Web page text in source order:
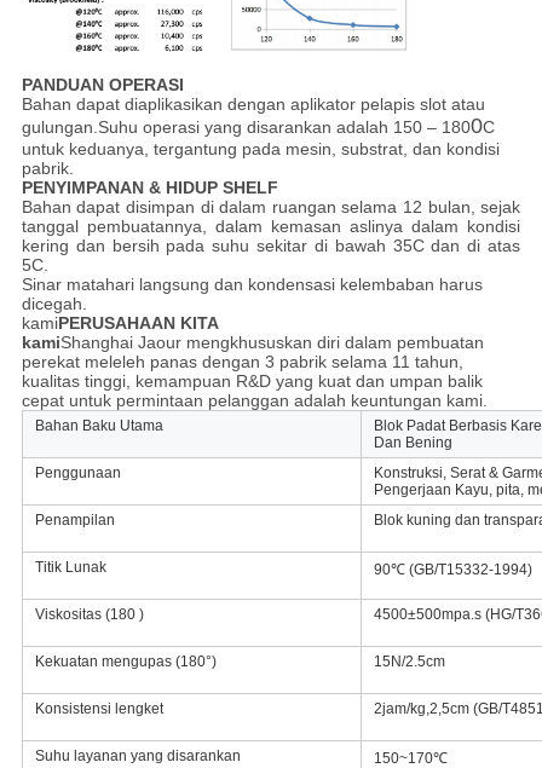
PANDUAN OPERASI
Bahan dapat diaplikasikan dengan aplikator pelapis slot atau
gulungan.Suhu operasi yang disarankan adalah 150 – 1800C
untuk keduanya, tergantung pada mesin, substrat, dan kondisi
pabrik.
PENYIMPANAN & HIDUP SHELF
Bahan dapat disimpan di dalam ruangan selama 12 bulan, sejak
tanggal pembuatannya, dalam kemasan aslinya dalam kondisi
kering dan bersih pada suhu sekitar di bawah 35C dan di atas
5C.
Sinar matahari langsung dan kondensasi kelembaban harus
dicegah.
kamiPERUSAHAAN KITA
kamiShanghai Jaour mengkhususkan diri dalam pembuatan
perekat meleleh panas dengan 3 pabrik selama 11 tahun,
kualitas tinggi, kemampuan R&D yang kuat dan umpan balik
cepat untuk permintaan pelanggan adalah keuntungan kami.
Bahan Baku Utama
Blok Padat Berbasis
Dan Bening
Penggunaan
Konstruksi, Serat &
Pengerjaan Kayu, pita,
Penampilan
Blok kuning dan
Titik Lunak 90℃ (GB/T15332-1994)
Viskositas (180 ) 4500±500mpa.s (HG/
Kekuatan mengupas (180°) 15N/2.5cm
Konsistensi lengket 2jam/kg,2,5cm (GB/
Suhu layanan yang disarankan 150~170℃